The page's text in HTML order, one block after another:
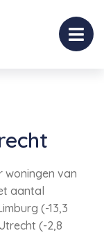
woningen van
aantal
(-13,3
(-2,8